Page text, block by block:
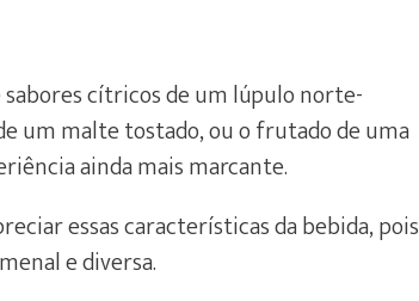
sabores cítricos de um lúpulo norte-
um malte tostado, ou o frutado de uma
ainda mais marcante.
essas características da bebida, pois
e diversa.